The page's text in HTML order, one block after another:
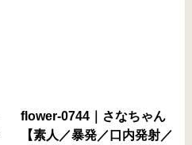
flower-0744｜さなちゃん
【素人／暴発／口内発射／